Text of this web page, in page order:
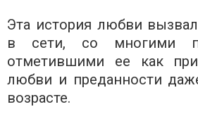
Эта история любви
в сети, со многими
отметившими ее как
любви и преданности
возрасте.